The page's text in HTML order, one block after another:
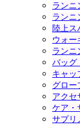
ランニ
ランニ
陸上ス
ウォー
ランニ
バッグ
キャッ
グロー
アクセ
ケア・
サプリ